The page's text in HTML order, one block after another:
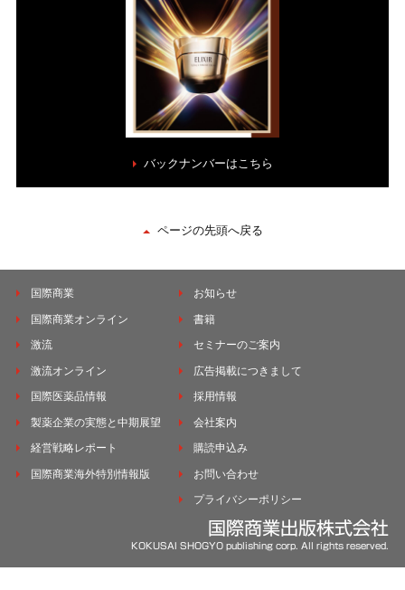
バックナンバーはこちら
ページの先頭へ戻る
国際商業
国際商業オンライン
激流
激流オンライン
国際医薬品情報
製薬企業の実態と中期展望
経営戦略レポート
国際商業海外特別情報版
お知らせ
書籍
セミナーのご案内
広告掲載につきまして
採用情報
会社案内
購読申込み
お問い合わせ
プライバシーポリシー